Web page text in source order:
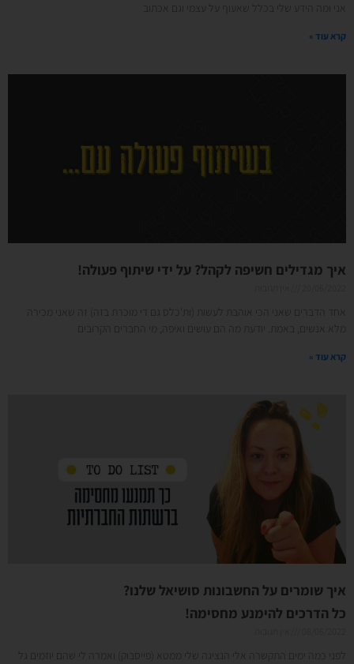
אני ומה הידע שלי בכלל שאעוף על עצמי וגם אכתוב
קרא עוד »
איך מגדילים חשיפה לקהל? על ידי שיתוף פעולה!
אחד הדברים שאני הכי אוהבת לעשות (ות'כלס גם די מוכרת בזה) זה שאני מכירה
מלא אנשים, באמת. יודעת מה הם עושים ואיפה, מי החברים הקרובים
קרא עוד »
איך שומרים על החשבונות סושיאל שלנו?
כל הדרכים להימנע מחסימה!
לפני כמה ימים התקשרה אלי הנציגה שלי ממטא (פייסבוק) ואמרה לי שהם יוזמים גל